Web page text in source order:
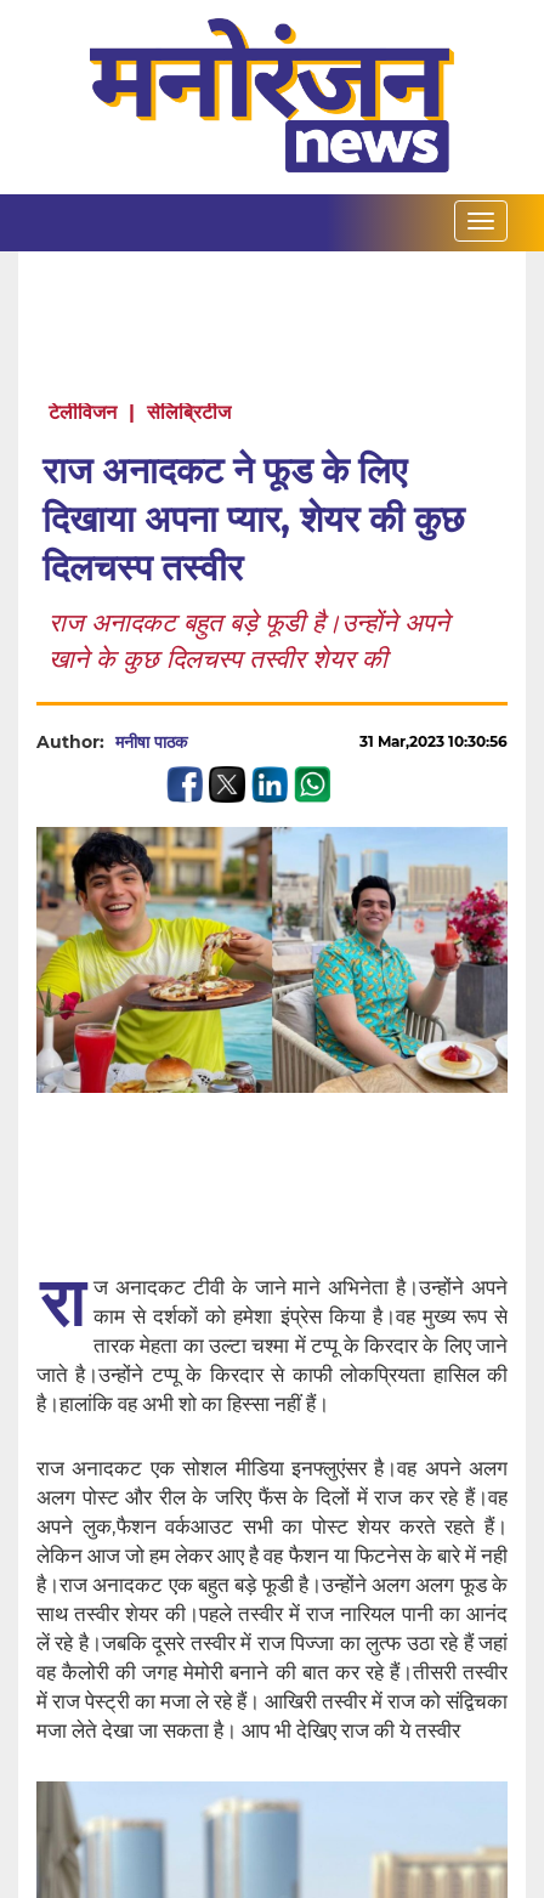
टेलीविजन | सेलिब्रिटीज
राज अनादकट ने फूड के लिए
दिखाया अपना प्यार, शेयर की कुछ
दिलचस्प तस्वीर
राज अनादकट बहुत बड़े फूडी है।उन्होंने अपने
खाने के कुछ दिलचस्प तस्वीर शेयर की
Author: मनीषा पाठक 31 Mar,2023 10:30:56
रा ज अनादकट टीवी के जाने माने अभिनेता है।उन्होंने अपने
काम से दर्शकों को हमेशा इंप्रेस किया है।वह मुख्य रूप से
तारक मेहता का उल्टा चश्मा में टप्पू के किरदार के लिए जाने
जाते है।उन्होंने टप्पू के किरदार से काफी लोकप्रियता हासिल की
है।हालांकि वह अभी शो का हिस्सा नहीं हैं।
राज अनादकट एक सोशल मीडिया इनफ्लुएंसर है।वह अपने अलग
अलग पोस्ट और रील के जरिए फैंस के दिलों में राज कर रहे हैं।वह
अपने लुक,फैशन वर्कआउट सभी का पोस्ट शेयर करते रहते हैं।
लेकिन आज जो हम लेकर आए है वह फैशन या फिटनेस के बारे में नही
है।राज अनादकट एक बहुत बड़े फूडी है।उन्होंने अलग अलग फूड के
साथ तस्वीर शेयर की।पहले तस्वीर में राज नारियल पानी का आनंद
लें रहे है।जबकि दूसरे तस्वीर में राज पिज्जा का लुत्फ उठा रहे हैं जहां
वह कैलोरी की जगह मेमोरी बनाने की बात कर रहे हैं।तीसरी तस्वीर
में राज पेस्ट्री का मजा ले रहे हैं। आखिरी तस्वीर में राज को संद्विचका
मजा लेते देखा जा सकता है। आप भी देखिए राज की ये तस्वीर